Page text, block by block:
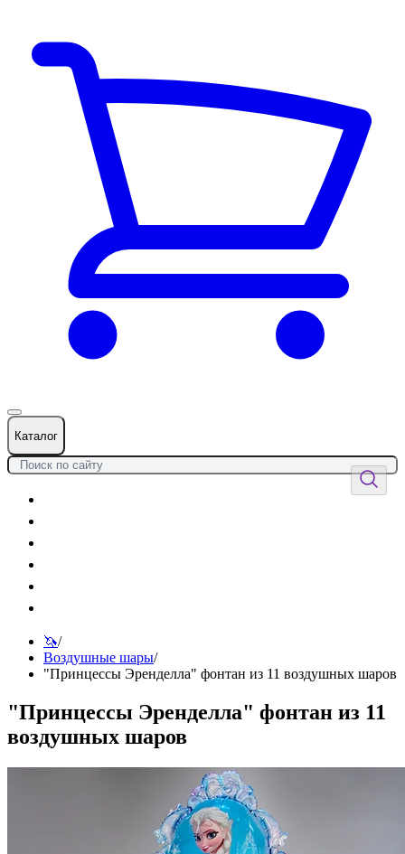
Каталог
🦄/
Воздушные шары/
"Принцессы Эренделла" фонтан из 11 воздушных шаров
"Принцессы Эренделла" фонтан из 11
воздушных шаров